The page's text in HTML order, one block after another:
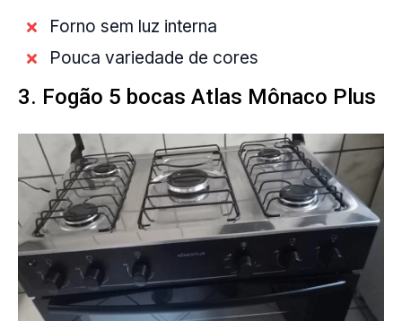
Forno sem luz interna
Pouca variedade de cores
3. Fogão 5 bocas Atlas Mônaco Plus